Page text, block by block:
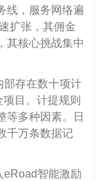
线，服务网络遍
扩张，其佣金
其核心挑战集中
部存在数十项计
目。计提规则
等多种因素。日
千万条数据记
eRoad智能激励